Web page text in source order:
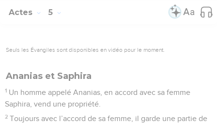
Actes 5
Seuls les Évangiles sont disponibles en vidéo pour le moment.
Ananias et Saphira
1 Un homme appelé Ananias, en accord avec sa femme
Saphira, vend une propriété.
2 Toujours avec l’accord de sa femme, il garde une partie de